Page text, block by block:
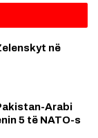
në
Arabi
5 të NATO-s